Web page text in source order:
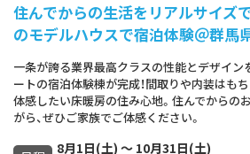
住んでからの生活をリアルサイズ
のモデルハウスで宿泊体験＠群馬
一条が誇る業界最高クラスの性能とデザイン
ートの宿泊体験棟が完成！間取りや内装はも
体感したい床暖房の住み心地。住んでからの
がら、ぜひご家族でご体感ください。
8月1日(土) ～ 10月31日(土)